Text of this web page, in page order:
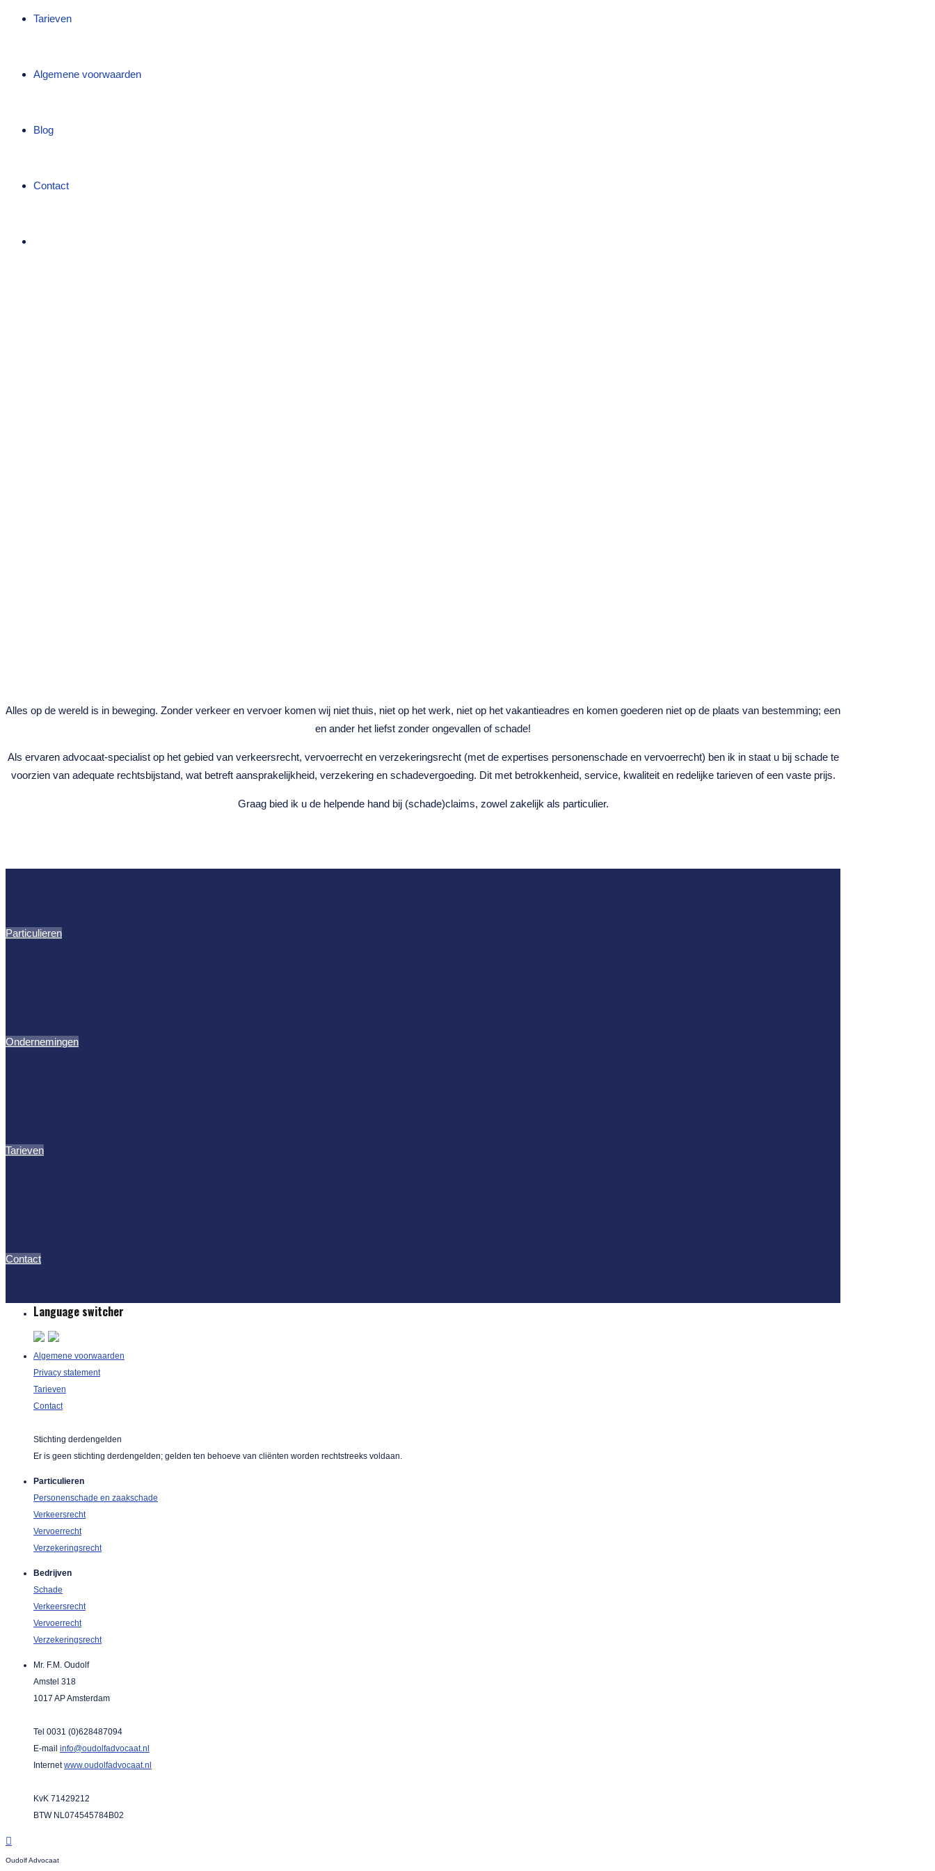
Tarieven
Algemene voorwaarden
Blog
Contact
Alles op de wereld is in beweging. Zonder verkeer en vervoer komen wij niet thuis, niet op het werk, niet op het vakantieadres en komen goederen niet op de plaats van bestemming; een
en ander het liefst zonder ongevallen of schade!
Als ervaren advocaat-specialist op het gebied van verkeersrecht, vervoerrecht en verzekeringsrecht (met de expertises personenschade en vervoerrecht) ben ik in staat u bij schade te
voorzien van adequate rechtsbijstand, wat betreft aansprakelijkheid, verzekering en schadevergoeding. Dit met betrokkenheid, service, kwaliteit en redelijke tarieven of een vaste prijs.
Graag bied ik u de helpende hand bij (schade)claims, zowel zakelijk als particulier.
Particulieren
Ondernemingen
Tarieven
Contact
Language switcher
Algemene voorwaarden
Privacy statement
Tarieven
Contact
Stichting derdengelden
Er is geen stichting derdengelden; gelden ten behoeve van cliënten worden rechtstreeks voldaan.
Particulieren
Personenschade en zaakschade
Verkeersrecht
Vervoerrecht
Verzekeringsrecht
Bedrijven
Schade
Verkeersrecht
Vervoerrecht
Verzekeringsrecht
Mr. F.M. Oudolf
Amstel 318
1017 AP Amsterdam
Tel 0031 (0)628487094
E-mail info@oudolfadvocaat.nl
Internetwww.oudolfadvocaat.nl
KvK 71429212
BTW NL074545784B02
Oudolf Advocaat